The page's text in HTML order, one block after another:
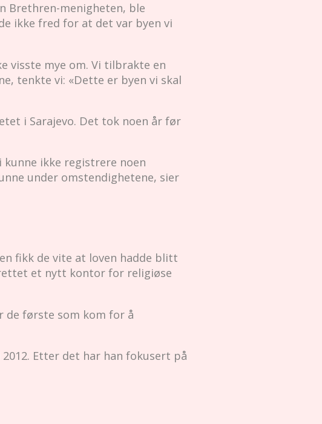
Brethren-menigheten, ble
ikke fred for at det var byen vi
visste mye om. Vi tilbrakte en
tenkte vi: «Dette er byen vi skal
i Sarajevo. Det tok noen år før
ikke registrere noen
under omstendighetene, sier
fikk de vite at loven hadde blitt
et nytt kontor for religiøse
de første som kom for å
Etter det har han fokusert på